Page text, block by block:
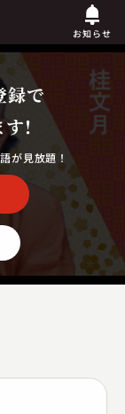
お知らせ
録で
す!
が見放題！